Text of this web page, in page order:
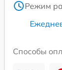
Режим
Способы